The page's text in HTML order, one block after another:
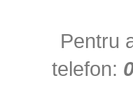
​Pentru
telefon: